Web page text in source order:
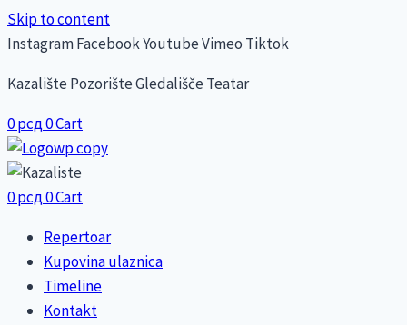
Skip to content
InstagramFacebookYoutubeVimeo Tiktok
Kazalište Pozorište Gledališče Teatar
0рсд0Cart
0рсд0Cart
Repertoar
Kupovina ulaznica
Timeline
Kontakt